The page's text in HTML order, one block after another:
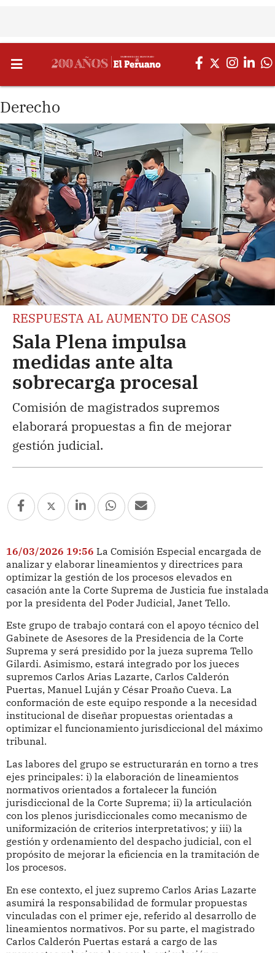
Derecho
RESPUESTA AL AUMENTO DE CASOS
Sala Plena impulsa
medidas ante alta
sobrecarga procesal
Comisión de magistrados supremos
elaborará propuestas a fin de mejorar
gestión judicial.
16/03/2026 19:56 La Comisión Especial encargada de
analizar y elaborar lineamientos y directrices para
optimizar la gestión de los procesos elevados en
casación ante la Corte Suprema de Justicia fue instalada
por la presidenta del Poder Judicial, Janet Tello.
Este grupo de trabajo contará con el apoyo técnico del
Gabinete de Asesores de la Presidencia de la Corte
Suprema y será presidido por la jueza suprema Tello
Gilardi. Asimismo, estará integrado por los jueces
supremos Carlos Arias Lazarte, Carlos Calderón
Puertas, Manuel Luján y César Proaño Cueva. La
conformación de este equipo responde a la necesidad
institucional de diseñar propuestas orientadas a
optimizar el funcionamiento jurisdiccional del máximo
tribunal.
Las labores del grupo se estructurarán en torno a tres
ejes principales: i) la elaboración de lineamientos
normativos orientados a fortalecer la función
jurisdiccional de la Corte Suprema; ii) la articulación
con los plenos jurisdiccionales como mecanismo de
uniformización de criterios interpretativos; y iii) la
gestión y ordenamiento del despacho judicial, con el
propósito de mejorar la eficiencia en la tramitación de
los procesos.
En ese contexto, el juez supremo Carlos Arias Lazarte
asumirá la responsabilidad de formular propuestas
vinculadas con el primer eje, referido al desarrollo de
lineamientos normativos. Por su parte, el magistrado
Carlos Calderón Puertas estará a cargo de las